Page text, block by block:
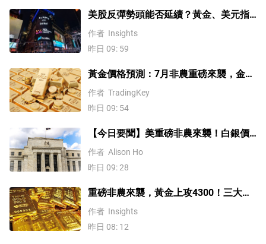
美股反彈勢頭能否延續？黃金、美元指
數、費半指數、納指100技術分析
作者 Insights
昨日 09: 59
黃金價格預測：7月非農重磅來襲，金價
站上4300美元後還能漲嗎？
作者 TradingKey
昨日 09: 54
【今日要聞】美重磅非農來襲！白銀價
格漲4%，黃金創一個多月新高
作者 Alison Ho
昨日 09: 28
重磅非農來襲，黃金上攻4300！三大因
素預示金價升勢有望延續
作者 Insights
昨日 08: 12